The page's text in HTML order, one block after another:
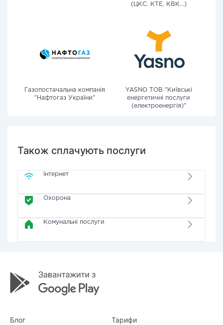
(ЦКС, КТЕ, КВК...)
Газопостачальна компанія
"Нафтогаз України"
YASNO ТОВ "Київські
енергетичні послуги
(електроенергія)"
Також сплачують послуги
Інтернет
Охорона
Комунальні послуги
Блог Тарифи